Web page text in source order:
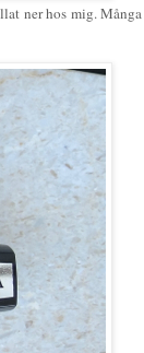
ner hos mig. Många